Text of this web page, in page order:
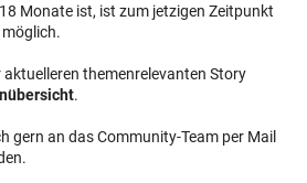
Monate ist, ist zum jetzigen Zeitpunkt
aktuelleren themenrelevanten Story
.
gern an das Community-Team per Mail